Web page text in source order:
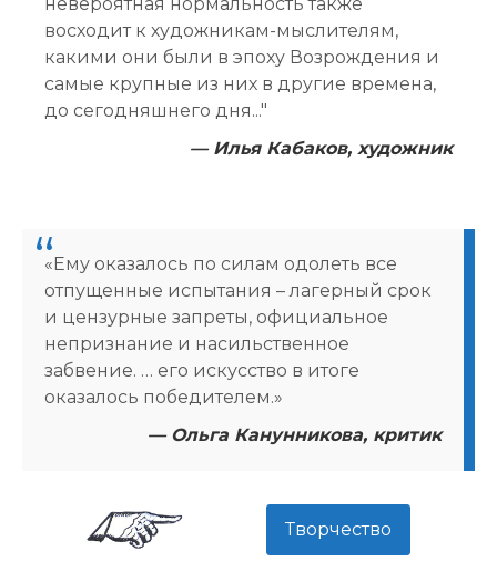
восходит к художникам-мыслителям,
какими они были в эпоху Возрождения и
самые крупные из них в другие времена,
до сегодняшнего дня..."
— Илья Кабаков, художник
«Ему оказалось по силам одолеть все
отпущенные испытания – лагерный срок
и цензурные запреты, официальное
непризнание и насильственное
забвение. … его искусство в итоге
оказалось победителем.»
— Ольга Канунникова, критик
Творчество